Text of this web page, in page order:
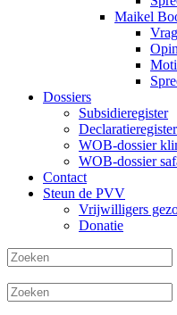
Maikel
Dossiers
Subsidieregister
Declaratieregister
WOB-dossier
WOB-dossier
Contact
Steun de PVV
Vrijwilligers
Donatie